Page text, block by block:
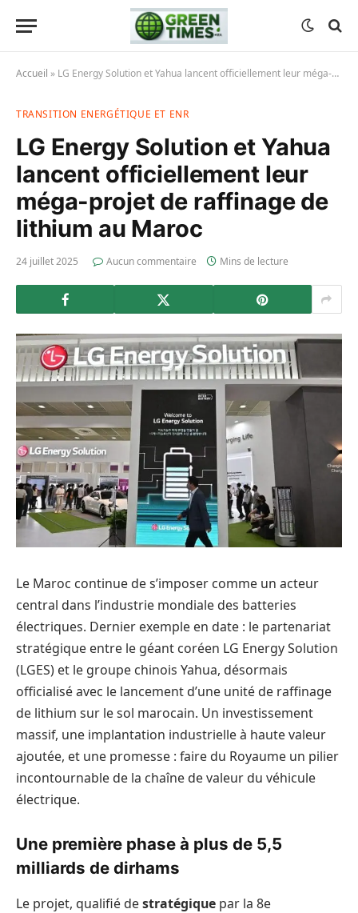
Accueil » LG Energy Solution et Yahua lancent officiellement leur méga-projet de raffinage de lithium au Maroc
TRANSITION ENERGÉTIQUE ET ENR
LG Energy Solution et Yahua
lancent officiellement leur
méga-projet de raffinage de
lithium au Maroc
24 juillet 2025 Aucun commentaire Mins de lecture
Le Maroc continue de s’imposer comme un acteur
central dans l’industrie mondiale des batteries
électriques. Dernier exemple en date : le partenariat
stratégique entre le géant coréen LG Energy Solution
(LGES) et le groupe chinois Yahua, désormais
officialisé avec le lancement d’une unité de raffinage
de lithium sur le sol marocain. Un investissement
massif, une implantation industrielle à haute valeur
ajoutée, et une promesse : faire du Royaume un pilier
incontournable de la chaîne de valeur du véhicule
électrique.
Une première phase à plus de 5,5
milliards de dirhams
Le projet, qualifié destratégique par la 8e